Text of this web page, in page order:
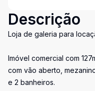
Descrição
Loja de galeria para
Imóvel comercial com
com vão aberto,
e 2 banheiros.